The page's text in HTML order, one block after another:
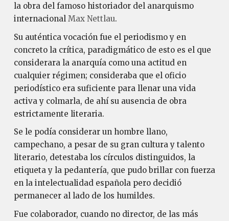
la obra del famoso historiador del anarquismo
internacional Max Nettlau.
Su auténtica vocación fue el periodismo y en
concreto la crítica, paradigmático de esto es el que
considerara la anarquía como una actitud en
cualquier régimen; consideraba que el oficio
periodístico era suficiente para llenar una vida
activa y colmarla, de ahí su ausencia de obra
estrictamente literaria.
Se le podía considerar un hombre llano,
campechano, a pesar de su gran cultura y talento
literario, detestaba los círculos distinguidos, la
etiqueta y la pedantería, que pudo brillar con fuerza
en la intelectualidad española pero decidió
permanecer al lado de los humildes.
Fue colaborador, cuando no director, de las más